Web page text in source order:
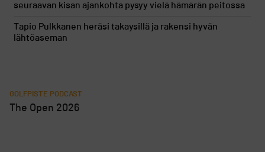
seuraavan kisan ajankohta pysyy vielä hämärän peitossa
Tapio Pulkkanen heräsi takaysillä ja rakensi hyvän
lähtöaseman
GOLFPISTE PODCAST
The Open 2026